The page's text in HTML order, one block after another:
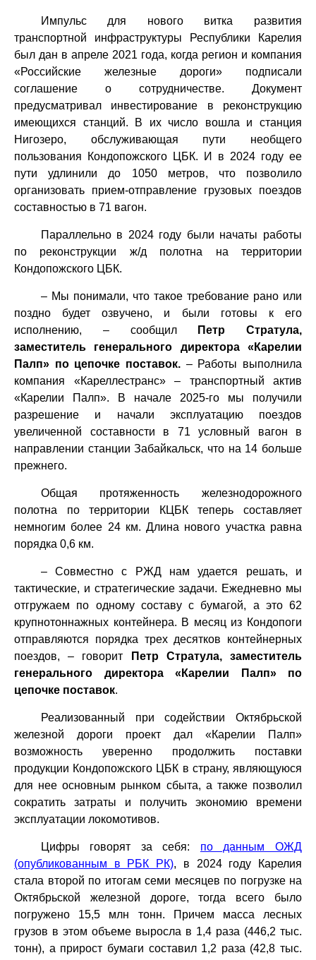
Импульс для нового витка развития
транспортной инфраструктуры Республики Карелия
был дан в апреле 2021 года, когда регион и компания
«Российские железные дороги» подписали
соглашение о сотрудничестве. Документ
предусматривал инвестирование в реконструкцию
имеющихся станций. В их число вошла и станция
Нигозеро, обслуживающая пути необщего
пользования Кондопожского ЦБК. И в 2024 году ее
пути удлинили до 1050 метров, что позволило
организовать прием-отправление грузовых поездов
составностью в 71 вагон.
Параллельно в 2024 году были начаты работы
по реконструкции ж/д полотна на территории
Кондопожского ЦБК.
– Мы понимали, что такое требование рано или
поздно будет озвучено, и были готовы к его
исполнению, – сообщил
Петр Стратула,
заместитель генерального директора «Карелии
Палп» по цепочке поставок. – Работы выполнила
компания «Кареллестранс» – транспортный актив
«Карелии Палп». В начале 2025-го мы получили
разрешение и начали эксплуатацию поездов
увеличенной составности в 71 условный вагон в
направлении станции Забайкальск, что на 14 больше
прежнего.
Общая протяженность железнодорожного
полотна по территории КЦБК теперь составляет
немногим более 24 км. Длина нового участка равна
порядка 0,6 км.
–Совместно с РЖД нам удается решать, и
тактические, и стратегические задачи. Ежедневно мы
отгружаем по одному составу с бумагой, а это 62
крупнотоннажных контейнера. В месяц из Кондопоги
отправляются порядка трех десятков контейнерных
поездов, – говорит
Петр Стратула, заместитель
генерального директора «Карелии Палп» по
цепочке поставок.
Реализованный при содействии Октябрьской
железной дороги проект дал «Карелии Палп»
возможность уверенно продолжить поставки
продукции Кондопожского ЦБК в страну, являющуюся
для нее основным рынком сбыта, а также позволил
сократить затраты и получить экономию времени
эксплуатации локомотивов.
Цифры говорят за себя: по данным ОЖД
(опубликованным в РБК РК), в 2024 году Карелия
стала второй по итогам семи месяцев по погрузке на
Октябрьской железной дороге, тогда всего было
погружено 15,5 млн тонн. Причем масса лесных
грузов в этом объеме выросла в 1,4 раза (446,2 тыс.
тонн), а прирост бумаги составил 1,2 раза (42,8 тыс.